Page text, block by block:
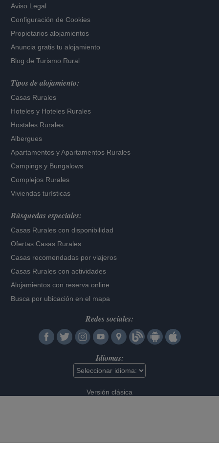
Aviso Legal
Configuración de Cookies
Propietarios alojamientos
Anuncia gratis tu alojamiento
Blog de Turismo Rural
Tipos de alojamiento:
Casas Rurales
Hoteles y Hoteles Rurales
Hostales Rurales
Albergues
Apartamentos yApartamentos Rurales
Campings y Bungalows
Complejos Rurales
Viviendas turísticas
Búsquedas especiales:
Casas Rurales con disponibilidad
Ofertas Casas Rurales
Casas recomendadas por viajeros
Casas Rurales con actividades
Alojamientos con reserva online
Busca por ubicación en el mapa
Redes sociales:
Idiomas:
Versión clásica